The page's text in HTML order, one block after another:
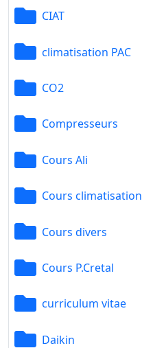
CIAT
climatisation PAC
CO2
Compresseurs
Cours Ali
Cours climatisation
Cours divers
Cours P.Cretal
curriculum vitae
Daikin